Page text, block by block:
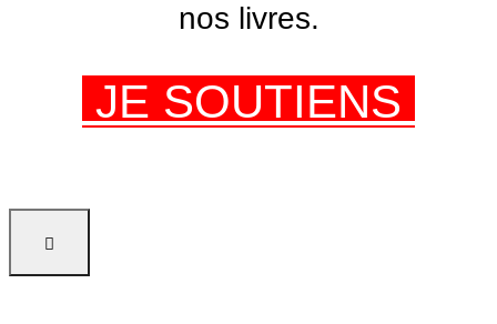
nos livres.
JE SOUTIENS